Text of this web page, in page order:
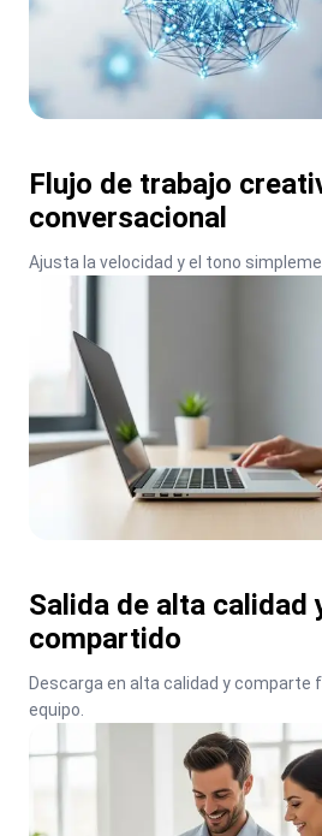
Flujo de trabajo
conversacional
Ajusta la velocidad y el tono
Salida de alta calidad
compartido
Descarga en alta calidad y comparte
equipo.